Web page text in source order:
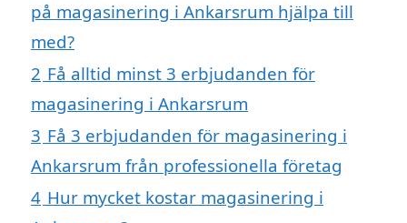
på magasinering i Ankarsrum hjälpa till
med?
2 Få alltid minst 3 erbjudanden för
magasinering i Ankarsrum
3 Få 3 erbjudanden för magasinering i
Ankarsrum från professionella företag
4 Hur mycket kostar magasinering i